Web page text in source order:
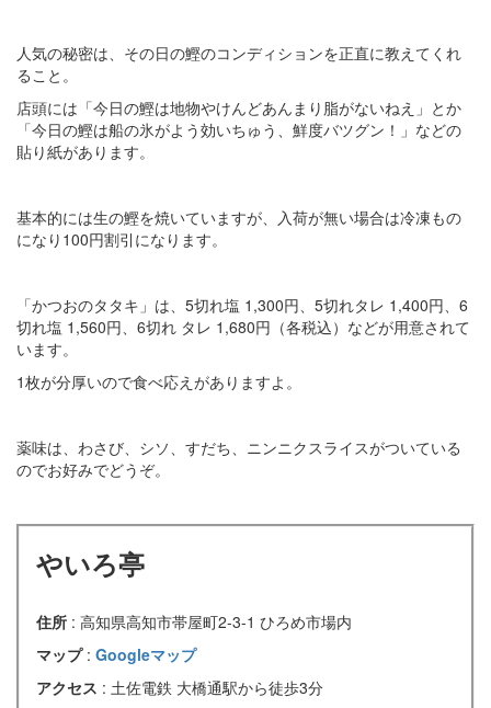
人気の秘密は、その日の鰹のコンディションを正直に教えてくれ
ること。
店頭には「今日の鰹は地物やけんどあんまり脂がないねえ」とか
「今日の鰹は船の氷がよう効いちゅう、鮮度バツグン！」などの
貼り紙があります。
基本的には生の鰹を焼いていますが、入荷が無い場合は冷凍もの
になり100円割引になります。
「かつおのタタキ」は、5切れ塩 1,300円、5切れタレ 1,400円、6
切れ塩 1,560円、6切れ タレ 1,680円（各税込）などが用意されて
います。
1枚が分厚いので食べ応えがありますよ。
薬味は、わさび、シソ、すだち、ニンニクスライスがついている
のでお好みでどうぞ。
やいろ亭
住所 : 高知県高知市帯屋町2-3-1 ひろめ市場内
マップ : Googleマップ
アクセス : 土佐電鉄 大橋通駅から徒歩3分